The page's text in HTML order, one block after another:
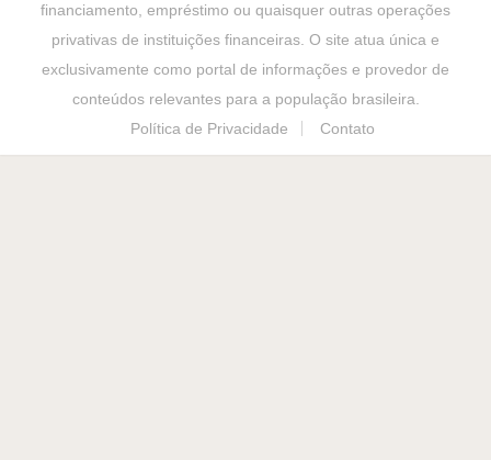
financiamento, empréstimo ou quaisquer outras operações
privativas de instituições financeiras. O site atua única e
exclusivamente como portal de informações e provedor de
conteúdos relevantes para a população brasileira.
Política de Privacidade
Contato